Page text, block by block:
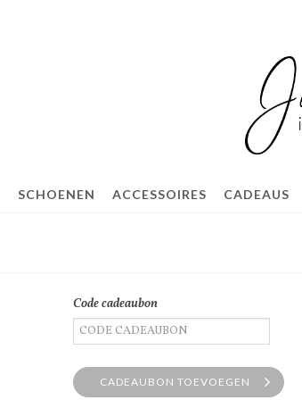
SCHOENEN ACCESSOIRES CADEAUS
Code cadeaubon
CADEAUBON TOEVOEGEN